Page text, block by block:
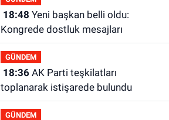
18:48
Kongrede dostluk mesajları
GÜNDEM
18:36AK Parti teşkilatları
toplanarak istişarede bulundu
GÜNDEM